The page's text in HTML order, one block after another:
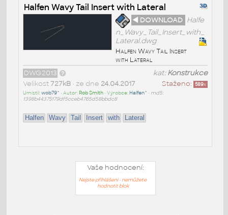
Halfen Wavy Tail Insert with Lateral
◄ DOWNLOAD Halfe
n_Wavy_Tail_Insert_with_
Lateral.dwg
Halfen Wavy Tail Insert
with Lateral
kat:Konstrukce
DWG2013
Staženo: 589x
Velikost 727kB• ze dne 24.04.2017
Umístil:wob79^ • Autor: Rob Smith• Výrobce: Halfen^ • md5:
1398b44375179df5cceb4765d58bbdc8
Halfen Wavy Tail Insert with Lateral
Vaše hodnocení:
Nejste přihlášeni - nemůžete
hodnotit blok